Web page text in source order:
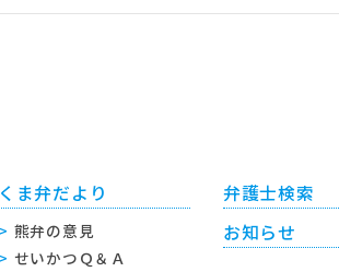
くま弁だより
熊弁の意見
せいかつＱ＆Ａ
弁護士検索
お知らせ